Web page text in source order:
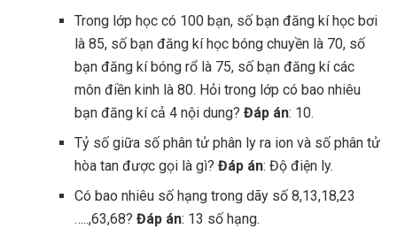
Trong lớp học có 100 bạn, số bạn đăng kí học bơi
là 85, số bạn đăng kí học bóng chuyền là 70, số
bạn đăng kí bóng rổ là 75, số bạn đăng kí các
môn điền kinh là 80. Hỏi trong lớp có bao nhiêu
bạn đăng kí cả 4 nội dung? Đáp án: 10.
Tỷ số giữa số phân tử phân ly ra ion và số phân tử
hòa tan được gọi là gì? Đáp án: Độ điện ly.
Có bao nhiêu số hạng trong dãy số 8,13,18,23
…..,63,68? Đáp án: 13 số hạng.